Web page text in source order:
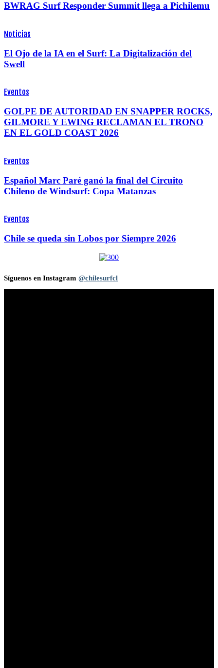
BWRAG Surf Responder Summit llega a Pichilemu
Noticias
El Ojo de la IA en el Surf: La Digitalización del
Swell
Eventos
GOLPE DE AUTORIDAD EN SNAPPER ROCKS,
GILMORE Y EWING RECLAMAN EL TRONO
EN EL GOLD COAST 2026
Eventos
Español Marc Paré ganó la final del Circuito
Chileno de Windsurf: Copa Matanzas
Eventos
Chile se queda sin Lobos por Siempre 2026
Síguenos en Instagram @chilesurfcl